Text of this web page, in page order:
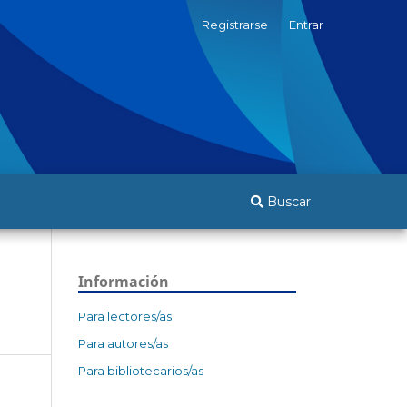
Buscar
Registrarse Entrar
Información
Para lectores/as
Para autores/as
Para bibliotecarios/as